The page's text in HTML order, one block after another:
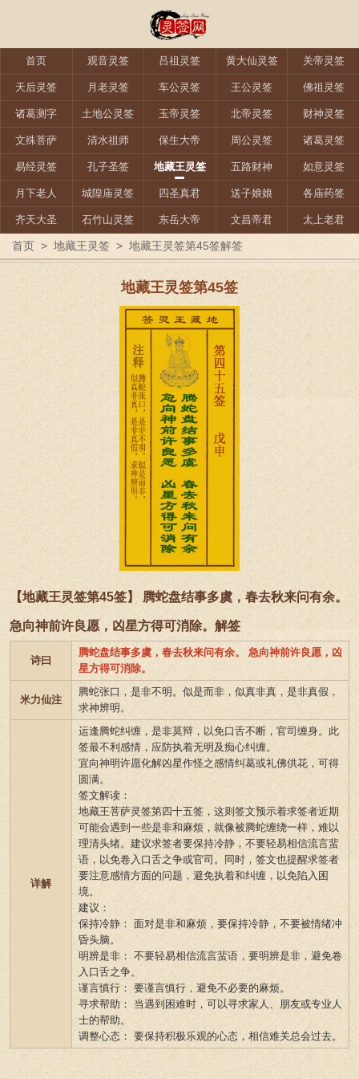
首页 观音灵签 吕祖灵签 黄大仙灵签 关帝灵签
天后灵签 月老灵签 车公灵签 王公灵签 佛祖灵签
诸葛测字 土地公灵签 玉帝灵签 北帝灵签 财神灵签
文殊菩萨 清水祖师 保生大帝 周公灵签 诸葛灵签
易经灵签 孔子圣签 地藏王灵签 五路财神 如意灵签
月下老人 城隍庙灵签 四圣真君 送子娘娘 各庙药签
齐天大圣 石竹山灵签 东岳大帝 文昌帝君 太上老君
首页 > 地藏王灵签 > 地藏王灵签第45签解签
地藏王灵签第45签
【地藏王灵签第45签】 腾蛇盘结事多虞，春去秋来问有余。
急向神前许良愿，凶星方得可消除。解签
诗曰
腾蛇盘结事多虞，春去秋来问有余。 急向神前许良愿，凶
星方得可消除。
米力仙注
腾蛇张口，是非不明。似是而非，似真非真，是非真假，
求神辨明。
详解
运逢腾蛇纠缠，是非莫辩，以免口舌不断，官司缠身。此
签最不利感情，应防执着无明及痴心纠缠。
宜向神明许愿化解凶星作怪之感情纠葛或礼佛供花，可得
圆满。
签文解读：
地藏王菩萨灵签第四十五签，这则签文预示着求签者近期
可能会遇到一些是非和麻烦，就像被腾蛇缠绕一样，难以
理清头绪。建议求签者要保持冷静，不要轻易相信流言蜚
语，以免卷入口舌之争或官司。同时，签文也提醒求签者
要注意感情方面的问题，避免执着和纠缠，以免陷入困
境。
建议：
保持冷静： 面对是非和麻烦，要保持冷静，不要被情绪冲
昏头脑。
明辨是非： 不要轻易相信流言蜚语，要明辨是非，避免卷
入口舌之争。
谨言慎行： 要谨言慎行，避免不必要的麻烦。
寻求帮助： 当遇到困难时，可以寻求家人、朋友或专业人
士的帮助。
调整心态： 要保持积极乐观的心态，相信难关总会过去。